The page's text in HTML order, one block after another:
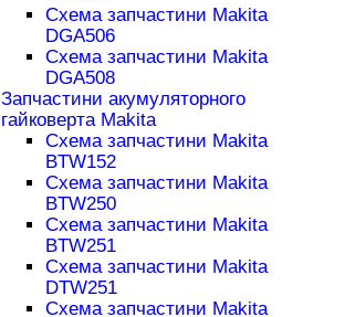
Схема запчастини Makita
DGA506
Схема запчастини Makita
DGA508
Запчастини акумуляторного
гайковерта Makita
Схема запчастини Makita
BTW152
Схема запчастини Makita
BTW250
Схема запчастини Makita
BTW251
Схема запчастини Makita
DTW251
Схема запчастини Makita